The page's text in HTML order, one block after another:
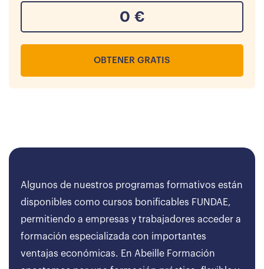
0 €
OBTENER GRATIS
Algunos de nuestros programas formativos están
disponibles como cursos bonificables FUNDAE,
permitiendo a empresas y trabajadores acceder a
formación especializada con importantes
ventajas económicas. En Abeille Formación